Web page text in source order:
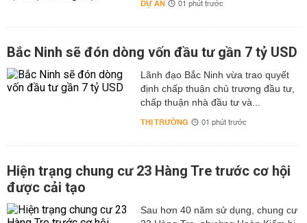
DỰ ÁN 01 phút trước
Bắc Ninh sẽ đón dòng vốn đầu tư gần 7 tỷ USD
Lãnh đạo Bắc Ninh vừa trao quyết
định chấp thuận chủ trương đầu tư,
chấp thuận nhà đầu tư và...
THỊ TRƯỜNG 01 phút trước
Hiện trạng chung cư 23 Hàng Tre trước cơ hội
được cải tạo
Sau hơn 40 năm sử dụng, chung cư